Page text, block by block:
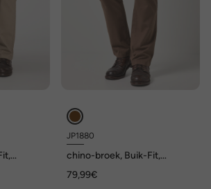
JP1880
chino-broek, Buik-Fit,
79,99€